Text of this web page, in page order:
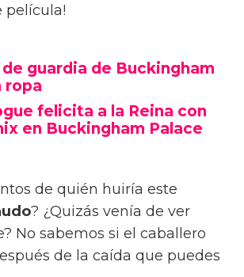
película!
guardia de Buckingham
ropa
felicita a la Reina con
en Buckingham Palace
de quién huiría este
? ¿Quizás venía de ver
No sabemos si el caballero
de la caída que puedes